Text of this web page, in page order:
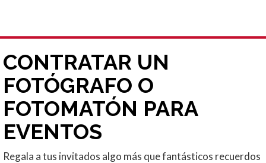
CONTRATAR UN
FOTÓGRAFO O
FOTOMATÓN PARA
EVENTOS
Regala a tus invitados algo más que fantásticos recuerdos